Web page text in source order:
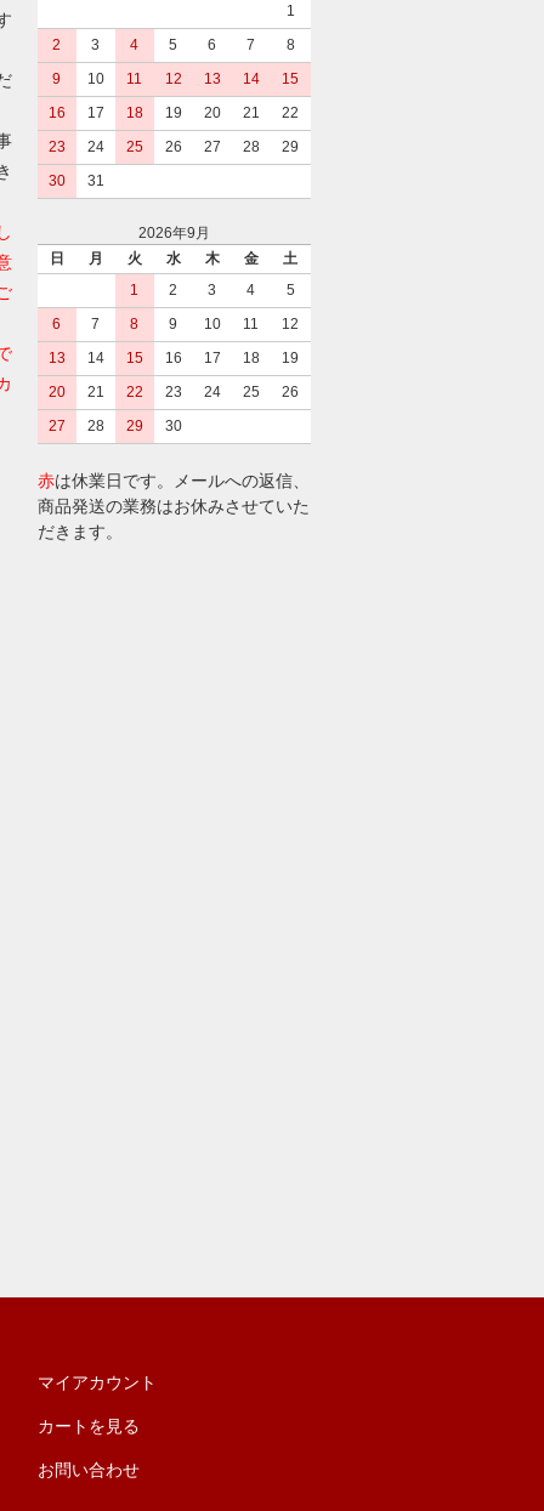
1
2
3 4 5 6 7
8
9
10 11 12 13 14
15
16
17 18 19 20 21
22
23
24 25 26 27 28
29
30
31
2026年9月
日
月 火 水 木 金
土
1
2 3 4
5
6
7 8 9 10 11
12
13
14 15 16 17 18
19
20
21 22 23 24 25
26
27
28 29 30
赤は休業日です。メールへの返信、
商品発送の業務はお休みさせていた
だきます。
マイアカウント
カートを見る
お問い合わせ